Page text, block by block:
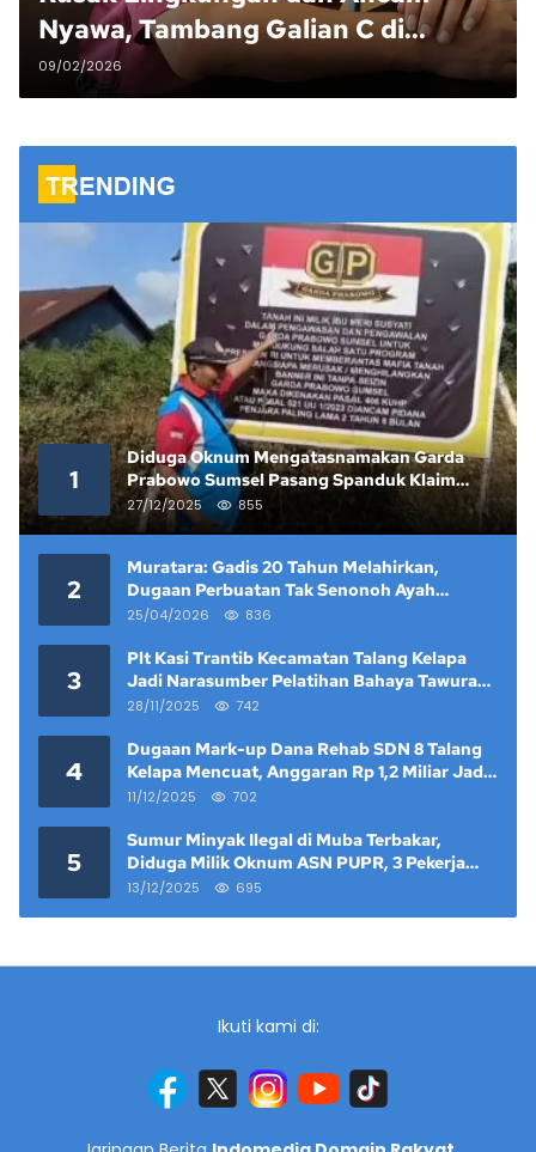
Nyawa, Tambang Galian C di
Kalipuro Diduga Beroperasi Tanpa
Izin
09/02/2026
1
Diduga Oknum Mengatasnamakan Garda
Prabowo Sumsel Pasang Spanduk Klaim
Lahan yang Telah Diputus Pengadilan
27/12/2025 855
2
Muratara: Gadis 20 Tahun Melahirkan,
Dugaan Perbuatan Tak Senonoh Ayah
Kandung Mencuat
25/04/2026 836
3
Plt Kasi Trantib Kecamatan Talang Kelapa
Jadi Narasumber Pelatihan Bahaya Tawuran
dan Narkoba di Keramat Raya
28/11/2025 742
4
Dugaan Mark-up Dana Rehab SDN 8 Talang
Kelapa Mencuat, Anggaran Rp 1,2 Miliar Jadi
Sorotan
11/12/2025 702
5
Sumur Minyak Ilegal di Muba Terbakar,
Diduga Milik Oknum ASN PUPR, 3 Pekerja
Tewas
13/12/2025 695
Ikuti kami di: